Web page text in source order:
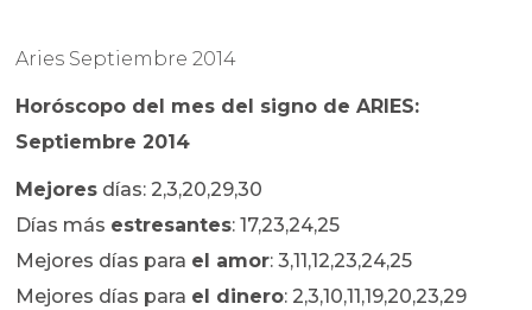
Aries Septiembre 2014
Horóscopo del mes del signo de ARIES:
Septiembre 2014
Mejores días: 2,3,20,29,30
Días más estresantes: 17,23,24,25
Mejores días para el amor: 3,11,12,23,24,25
Mejores días para el dinero: 2,3,10,11,19,20,23,29